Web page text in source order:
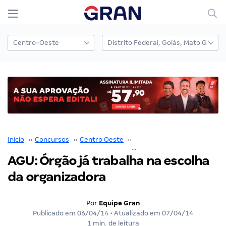
Início ›› Concursos ›› Centro Oeste ››
AGU: Órgão já trabalha na escolha
da organizadora
Por Equipe Gran
Publicado em 06/04/14 • Atualizado em 07/04/14
1 min. de leitura